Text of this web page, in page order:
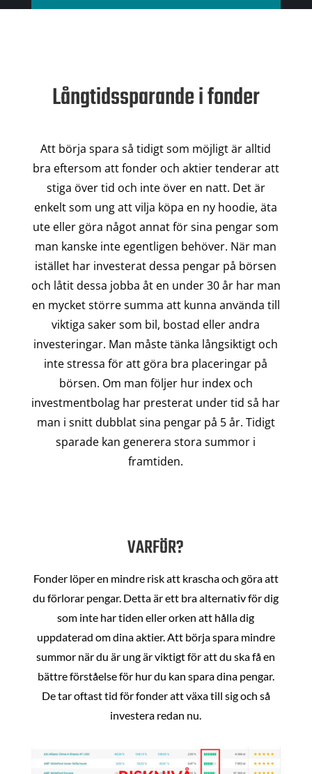
Långtidssparande i fonder
Att börja spara så tidigt som möjligt är alltid
bra eftersom att fonder och aktier tenderar att
stiga över tid och inte över en natt. Det är
enkelt som ung att vilja köpa en ny hoodie, äta
ute eller göra något annat för sina pengar som
man kanske inte egentligen behöver. När man
istället har investerat dessa pengar på börsen
och låtit dessa jobba åt en under 30 år har man
en mycket större summa att kunna använda till
viktiga saker som bil, bostad eller andra
investeringar. Man måste tänka långsiktigt och
inte stressa för att göra bra placeringar på
börsen. Om man följer hur index och
investmentbolag har presterat under tid så har
man i snitt dubblat sina pengar på 5 år. Tidigt
sparade kan generera stora summor i
framtiden.
VARFÖR?
Fonder löper en mindre risk att krascha och göra att
du förlorar pengar. Detta är ett bra alternativ för dig
som inte har tiden eller orken att hålla dig
uppdaterad om dina aktier. Att börja spara mindre
summor när du är ung är viktigt för att du ska få en
bättre förståelse för hur du kan spara dina pengar.
De tar oftast tid för fonder att växa till sig och så
investera redan nu.